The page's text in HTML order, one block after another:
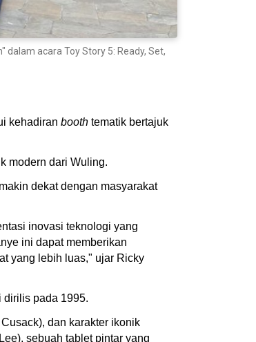
acara Toy Story 5: Ready, Set,
kehadiran booth tematik bertajuk
modern dari Wuling.
dekat dengan masyarakat
inovasi teknologi yang
ini dapat memberikan
yang lebih luas," ujar Ricky
dirilis pada 1995.
dan karakter ikonik
sebuah tablet pintar yang